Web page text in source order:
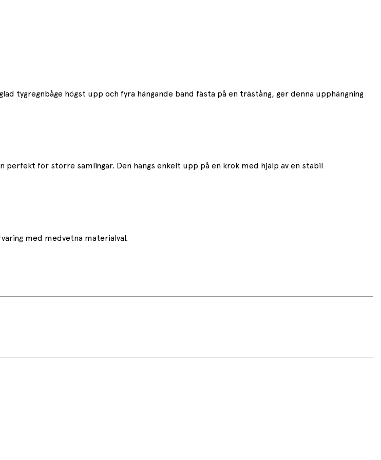
tygregnbåge högst upp och fyra hängande band fästa på en trästång, ger denna upphängning
för större samlingar. Den hängs enkelt upp på en krok med hjälp av en stabil
med medvetna materialval.